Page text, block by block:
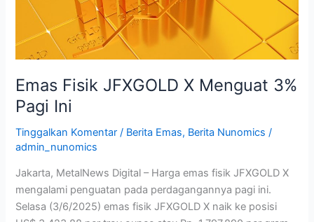
Emas Fisik JFXGOLD X Menguat 3%
Pagi Ini
Tinggalkan Komentar / Berita Emas, Berita Nunomics /
admin_nunomics
Jakarta, MetalNews Digital – Harga emas fisik JFXGOLD X
mengalami penguatan pada perdagangannya pagi ini.
Selasa (3/6/2025) emas fisik JFXGOLD X naik ke posisi
Pagi